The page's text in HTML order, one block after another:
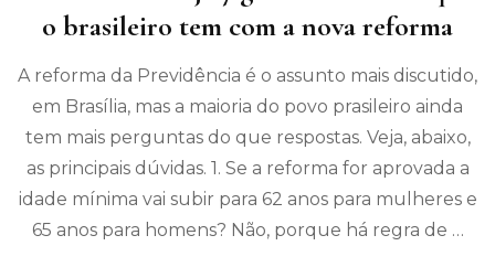
o brasileiro tem com a nova reforma
A reforma da Previdência é o assunto mais discutido,
em Brasília, mas a maioria do povo prasileiro ainda
tem mais perguntas do que respostas. Veja, abaixo,
as principais dúvidas. 1. Se a reforma for aprovada a
idade mínima vai subir para 62 anos para mulheres e
65 anos para homens? Não, porque há regra de …